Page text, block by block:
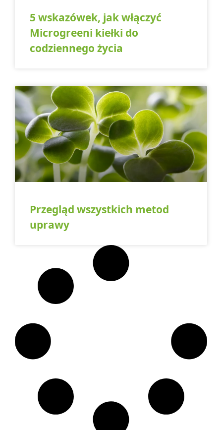
5 wskazówek, jak włączyć
Microgreeni kiełki do
codziennego życia
Przegląd wszystkich metod
uprawy